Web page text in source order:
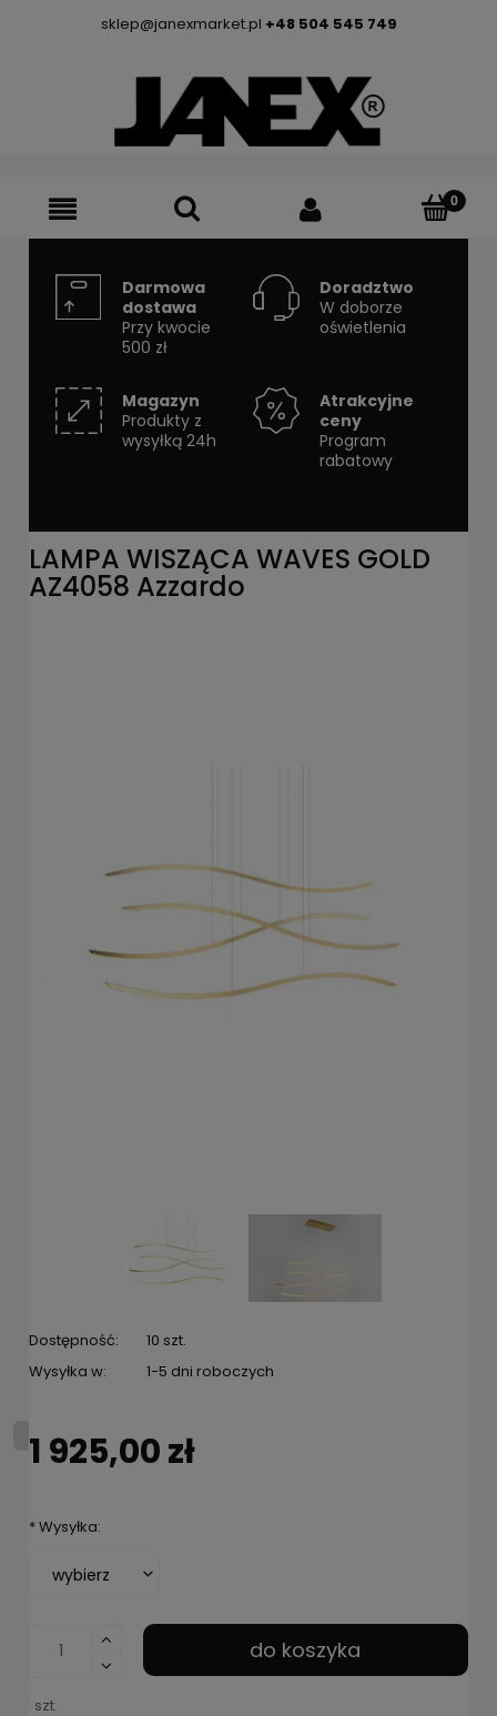
sklep@janexmarket.pl +48 504 545 749
Darmowa
dostawa
Przy kwocie
500 zł
Doradztwo
W doborze
oświetlenia
Magazyn
Produkty z
wysyłką 24h
Atrakcyjne
ceny
Program
rabatowy
LAMPA WISZĄCA WAVES GOLD
AZ4058 Azzardo
Dostępność:
10 szt.
Wysyłka w:
1-5 dni roboczych
1 925,00 zł
*Wysyłka:
szt.
do koszyka